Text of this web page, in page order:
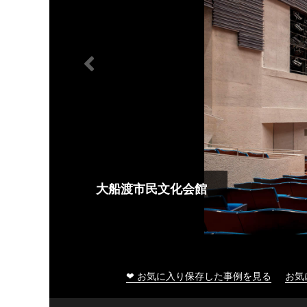
大船渡市民文化会館
❤ お気に入り保存した事例を見る お